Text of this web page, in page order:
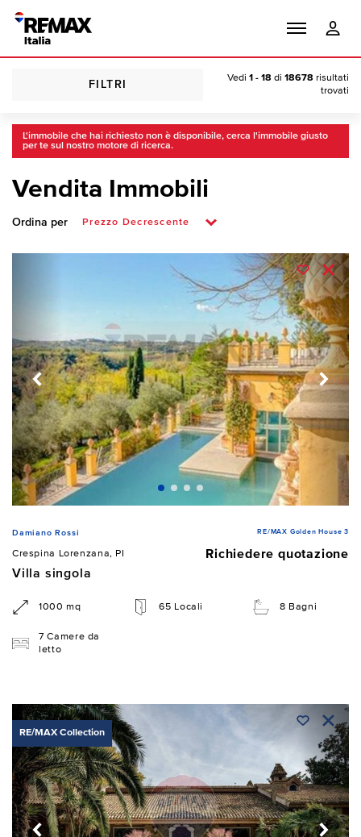
FILTRI
Vedi 1 - 18 di 18678 risultati
trovati
L'immobile che hai richiesto non è disponibile, cerca l'immobile giusto
per te sul nostro motore di ricerca.
Vendita Immobili
Ordina per
Damiano Rossi RE/MAX Golden House 3
Crespina Lorenzana, PI
Richiedere quotazione
Villa singola
1000 mq 65 Locali 8 Bagni
7 Camere da
letto
RE/MAX Collection